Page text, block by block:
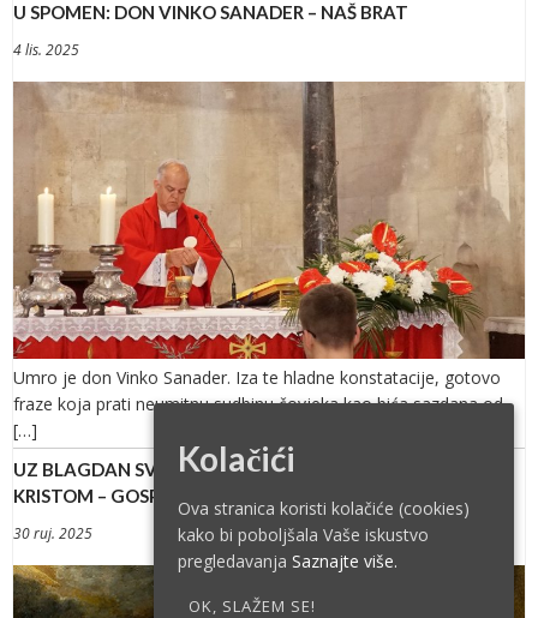
U SPOMEN: DON VINKO SANADER – NAŠ BRAT
4 lis. 2025
Umro je don Vinko Sanader. Iza te hladne konstatacije, gotovo
fraze koja prati neumitnu sudbinu čovjeka kao bića sazdana od
[…]
UZ BLAGDAN SV. JERONIMA: SVETO PISMO KAO SUSRET S
KRISTOM – GOSPODIN PROGOVARA IZ SVOJE RIJEČI
30 ruj. 2025
Kolačići
Ova stranica koristi kolačiće (cookies)
kako bi poboljšala Vaše iskustvo
pregledavanja Saznajte više.
OK, SLAŽEM SE!